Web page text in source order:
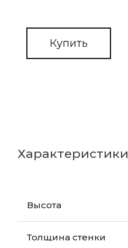
Купить
Характеристики
Высота
Толщина стенки